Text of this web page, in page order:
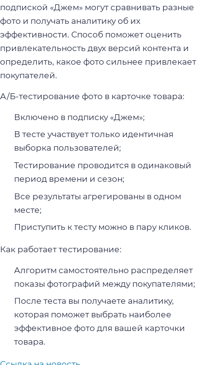
подпиской «Джем» могут сравнивать разные
фото и получать аналитику об их
эффективности. Способ поможет оценить
привлекательность двух версий контента и
определить, какое фото сильнее привлекает
покупателей.
А/Б-тестирование фото в карточке товара:
Включено в подписку «Джем»;
В тесте участвует только идентичная
выборка пользователей;
Тестирование проводится в одинаковый
период времени и сезон;
Все результаты агрегированы в одном
месте;
Приступить к тесту можно в пару кликов.
Как работает тестирование:
Алгоритм самостоятельно распределяет
показы фотографий между покупателями;
После теста вы получаете аналитику,
которая поможет выбрать наиболее
эффективное фото для вашей карточки
товара.